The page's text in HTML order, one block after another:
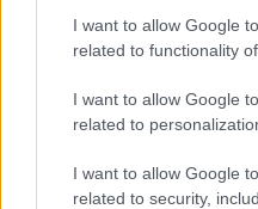
I want to allow Google
related to functionality
I want to allow Google
related to
I want to allow Google
related to security,
meg e-mail címét:
Megismertem és
Nem szeretne lemaradni
legfrissebb információkkal és